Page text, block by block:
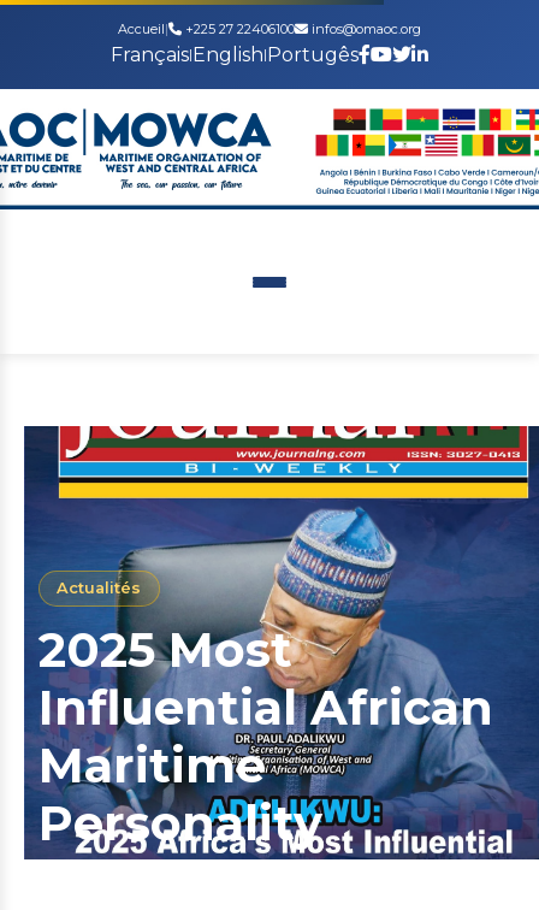
Accueil| +225 27 22406100 infos@omaoc.org
Français|English|Portugês
Actualités
2025 Most
Influential African
Maritime
Personality